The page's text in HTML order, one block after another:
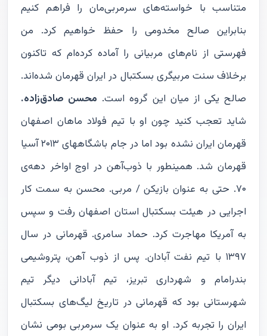
متناسب با خواسته‌های سرمربی‌مان را فراهم کنیم
بنابراین صالح مخدومی را حفظ خواهیم کرد. من
فهرستی از نام‌های مربیانی را آماده کرده‌ام که تاکنون
برخلاف سنت مربیگری بسکتبال در ایران قهرمان شده‌اند.
صالح یکی از میان این گروه است. محسن صادق‌زاده.
شاید تعجب کنید چون او با تیم فولاد ماهان اصفهان
قهرمان ایران نشده بود اما در جام باشگاههای ۲۰۱۳ آسیا
قهرمان شد. همینطور با ذوب‌آهن در اوج اواخر دهه‌ی
۷۰. حتی به عنوان بازیکن / مربی. محسن به سمت کار
اجرایی در هیئت بسکتبال استان اصفهان رفت و سپس
به آمریکا مهاجرت کرد. حماد سامری. قهرمانی در سال
۱۳۹۷ با تیم نفت آبادان. پس از ذوب آهن، پتروشیمی
بندرامام و شهرداری تبریز، تیم آبادانی دیگر تیم
شهرستانی بود که قهرمانی در تاریخ لیگ‌های بسکتبال
ایران را تجربه کرد. او به عنوان یک سرمربی بومی نشان